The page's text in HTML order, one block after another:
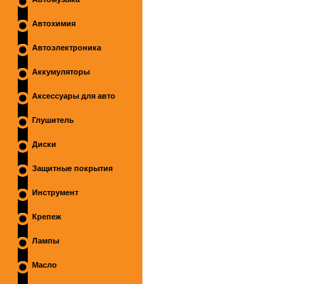
Автохимия
Автоэлектроника
Аккумуляторы
Аксессуары для авто
Глушитель
Диски
Защитные покрытия
Инструмент
Крепеж
Лампы
Масло